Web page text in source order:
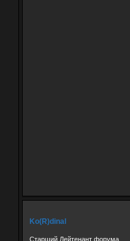
Ko(R)dinal
Старший Лейтенант форума